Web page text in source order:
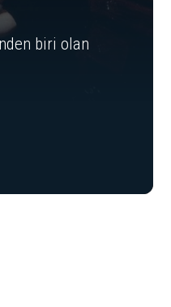
biri olan